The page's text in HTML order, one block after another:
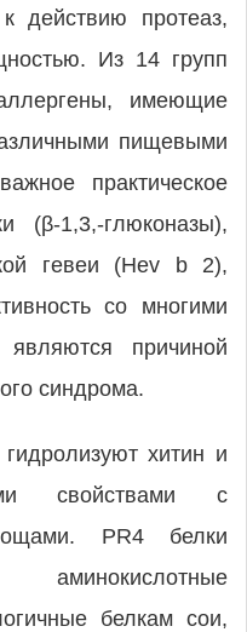
действию протеаз,
Из 14 групп
имеющие
пищевыми
практическое
(β-1,3,-глюконазы),
гевеи (Hev b 2),
со многими
причиной
синдрома.
хитин и
свойствами с
PR4 белки
белкам сои,